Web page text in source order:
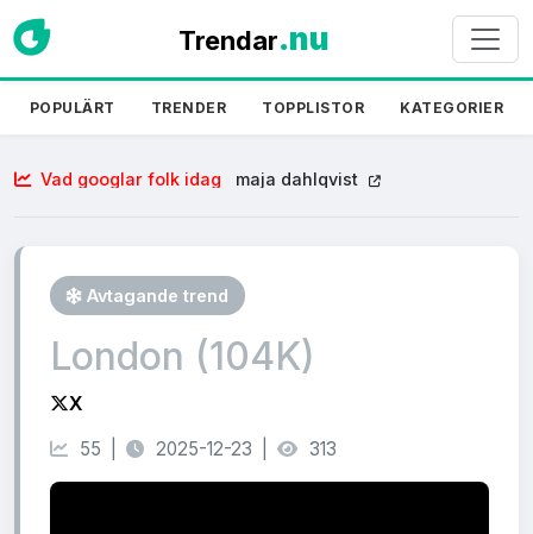
Trendar.nu
POPULÄRT TRENDER TOPPLISTOR KATEGORIER
Vad googlar folk idag maja dahlqvist
Avtagande trend
London (104K)
X
55 | 2025-12-23 | 313